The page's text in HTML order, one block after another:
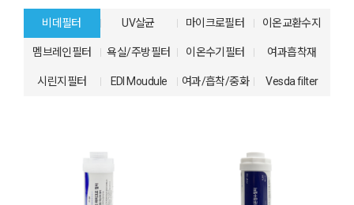
비데필터 UV살균 마이크로필터 이온교환수지
멤브레인필터 욕실/주방필터 이온수기필터 여과흡착재
시린지필터 EDI Moudule 여과/흡착/중화 Vesda filter